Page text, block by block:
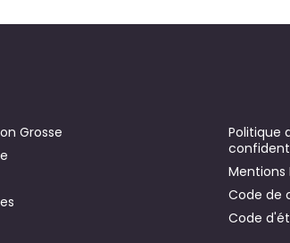
Grosse
Politique
Mentions
Code de
Code